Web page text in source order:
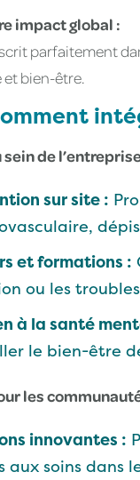
impact global :
parfaitement
et bien-être.
sein de
sur site :
et formations :
ou les
à la santé
le bien-être
les
innovantes :
aux soins dans